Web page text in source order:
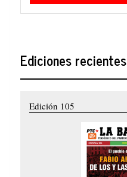
Ediciones recientes
Edición 105